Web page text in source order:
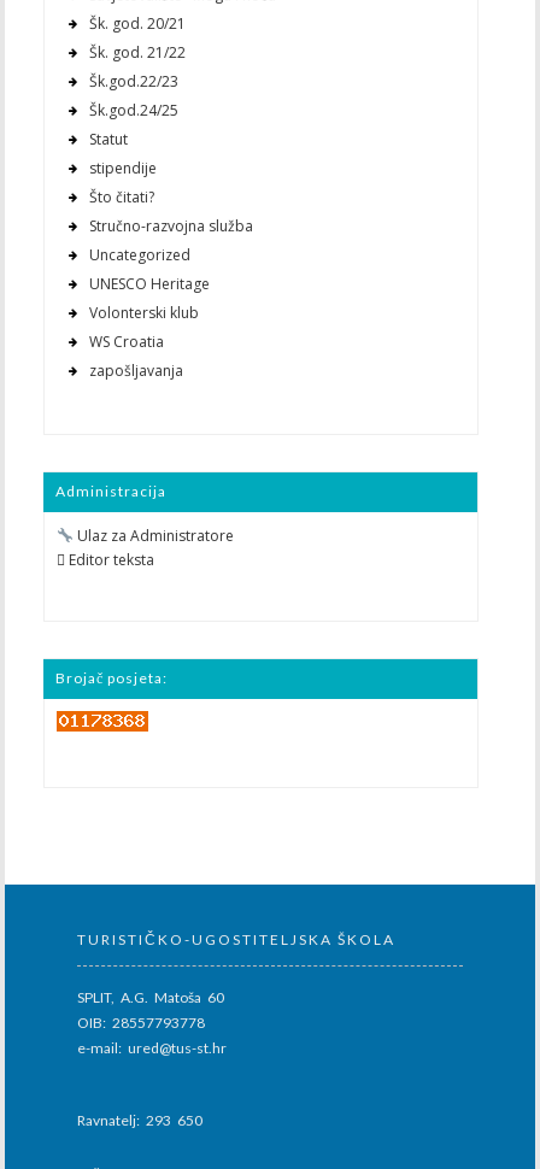
Šk. god. 20/21
Šk. god. 21/22
Šk.god.22/23
Šk.god.24/25
Statut
stipendije
Što čitati?
Stručno-razvojna služba
Uncategorized
UNESCO Heritage
Volonterski klub
WS Croatia
zapošljavanja
Administracija
Ulaz za Administratore
 Editor teksta
Brojač posjeta:
TURISTIČKO-UGOSTITELJSKA ŠKOLA
SPLIT, A.G. Matoša 60
OIB: 28557793778
e-mail: ured@tus-st.hr
Ravnatelj: 293 650